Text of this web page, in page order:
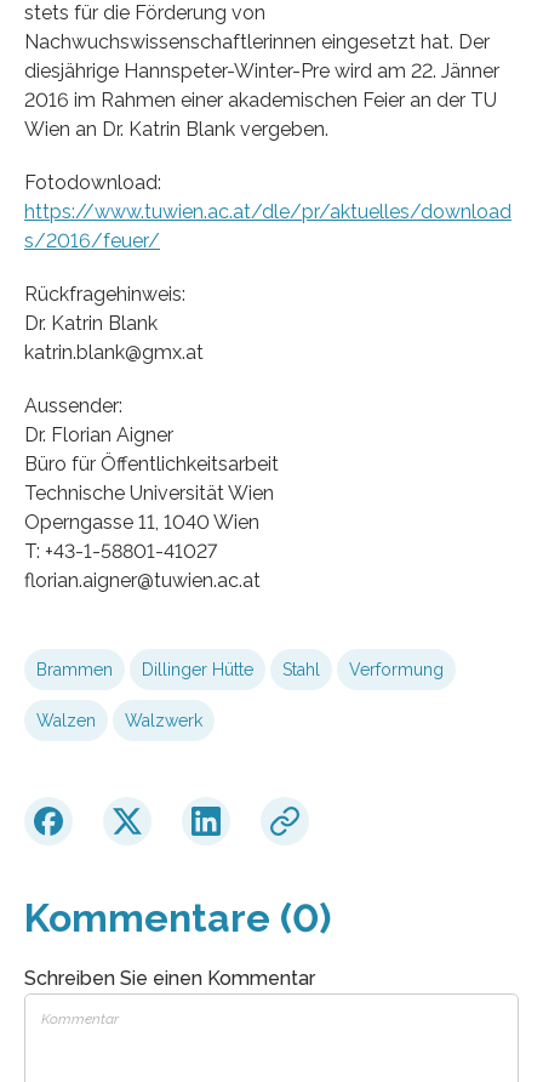
stets für die Förderung von
Nachwuchswissenschaftlerinnen eingesetzt hat. Der
diesjährige Hannspeter-Winter-Pre wird am 22. Jänner
2016 im Rahmen einer akademischen Feier an der TU
Wien an Dr. Katrin Blank vergeben.
Fotodownload:
https://www.tuwien.ac.at/dle/pr/aktuelles/download
s/2016/feuer/
Rückfragehinweis:
Dr. Katrin Blank
katrin.blank@gmx.at
Aussender:
Dr. Florian Aigner
Büro für Öffentlichkeitsarbeit
Technische Universität Wien
Operngasse 11, 1040 Wien
T: +43-1-58801-41027
florian.aigner@tuwien.ac.at
Brammen Dillinger Hütte Stahl Verformung
Walzen Walzwerk
Kommentare (0)
Schreiben Sie einen Kommentar